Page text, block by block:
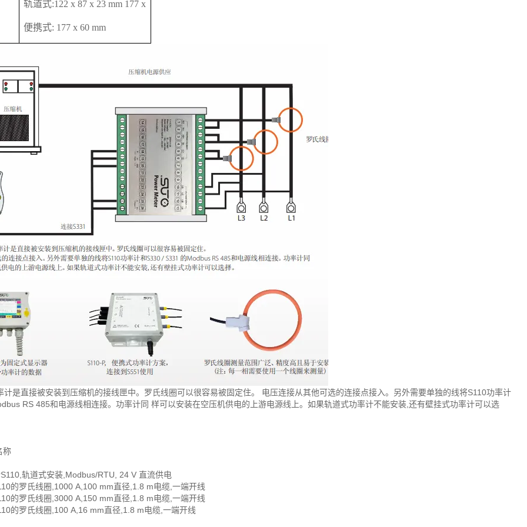
轨道式:122 x 87 x 23 mm 177 x
便携式: 177 x 60 mm
是直接被安装到压缩机的接线匣中。罗氏线圈可以很容易被固定住。 电压连接从其他可选的连接点接入。另外需要单独的线将S110功率计
RS 485和电源线相连接。功率计同 样可以安装在空压机供电的上游电源线上。如果轨道式功率计不能安装,还有壁挂式功率计可以选
轨道式安装,Modbus/RTU, 24 V 直流供电
的罗氏线圈,1000 A,100 mm直径,1.8 m电缆,一端开线
的罗氏线圈,3000 A,150 mm直径,1.8 m电缆,一端开线
的罗氏线圈,100 A,16 mm直径,1.8 m电缆,一端开线